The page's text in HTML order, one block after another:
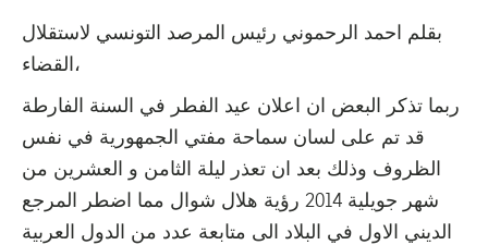
بقلم احمد الرحموني رئيس المرصد التونسي لاستقلال
القضاء،
ربما تذكر البعض ان اعلان عيد الفطر في السنة الفارطة
قد تم على لسان سماحة مفتي الجمهورية في نفس
الظروف وذلك بعد ان تعذر ليلة الثامن و العشرين من
شهر جويلية 2014 رؤية هلال شوال مما اضطر المرجع
الديني الاول في البلاد الى متابعة عدد من الدول العربية